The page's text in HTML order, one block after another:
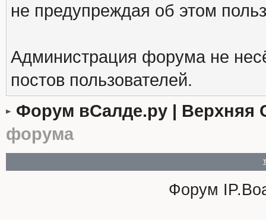
не предупреждая об этом
Администрация форума не
постов пользователей.
Форум вСалде.ру | Верхняя
форума
Форум